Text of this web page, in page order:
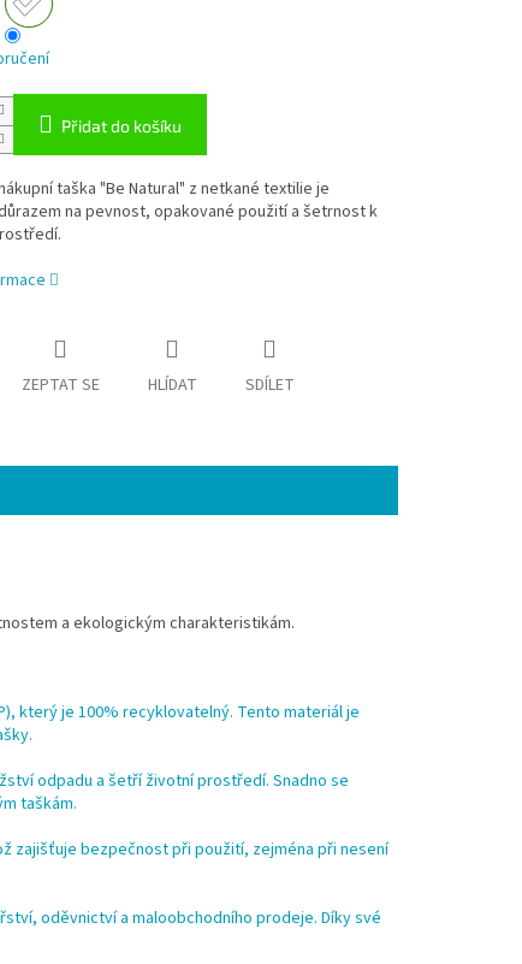
Přidat do košíku
taška "Be Natural" z netkané textilie je
na pevnost, opakované použití a šetrnost k
ZEPTAT SE HLÍDAT SDÍLET
a ekologickým charakteristikám.
který je 100% recyklovatelný. Tento materiál je
odpadu a šetří životní prostředí. Snadno se
taškám.
zajišťuje bezpečnost při použití, zejména při nesení
oděvnictví a maloobchodního prodeje. Díky své